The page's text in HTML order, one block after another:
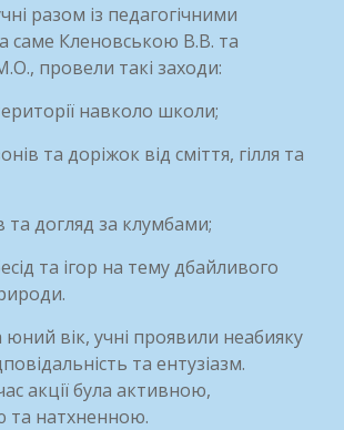
разом із педагогічними
саме Кленовською В.В. та
провели такі заходи:
навколо школи;
та доріжок від сміття, гілля та
та догляд за клумбами;
та ігор на тему дбайливого
вік, учні проявили неабияку
та ентузіазм.
акції була активною,
та натхненною.